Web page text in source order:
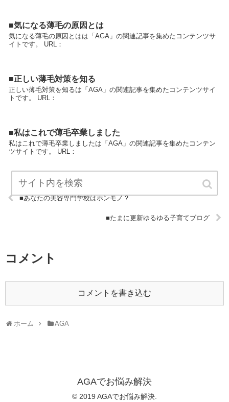
■気になる薄毛の原因とは
気になる薄毛の原因とはは「AGA」の関連記事を集めたコンテンツサ
イトです。 URL：
■正しい薄毛対策を知る
正しい薄毛対策を知るは「AGA」の関連記事を集めたコンテンツサイ
トです。 URL：
■私はこれで薄毛卒業しました
私はこれで薄毛卒業しましたは「AGA」の関連記事を集めたコンテン
ツサイトです。 URL：
■あなたの美容専門学校はホンモノ？
■たまに更新ゆるゆる子育てブログ
コメント
コメントを書き込む
ホーム AGA
AGAでお悩み解決
© 2019 AGAでお悩み解決.